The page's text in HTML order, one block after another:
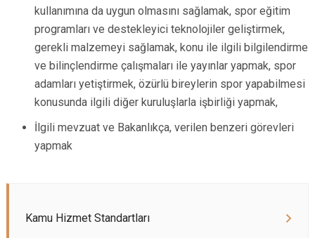
kullanımına da uygun olmasını sağlamak, spor eğitim
programları ve destekleyici teknolojiler geliştirmek,
gerekli malzemeyi sağlamak, konu ile ilgili bilgilendirme
ve bilinçlendirme çalışmaları ile yayınlar yapmak, spor
adamları yetiştirmek, özürlü bireylerin spor yapabilmesi
konusunda ilgili diğer kuruluşlarla işbirliği yapmak,
İlgili mevzuat ve Bakanlıkça, verilen benzeri görevleri
yapmak
Kamu Hizmet Standartları